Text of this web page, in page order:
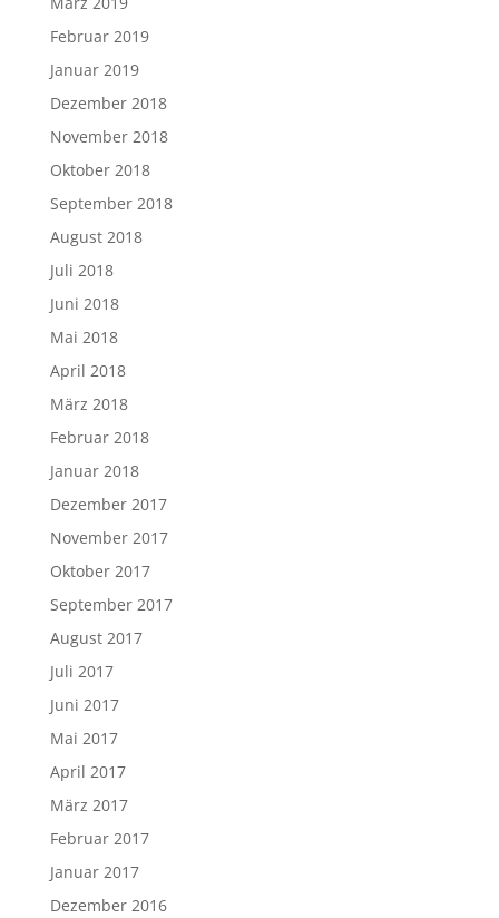
Februar 2019
Januar 2019
Dezember 2018
November 2018
Oktober 2018
September 2018
August 2018
Juli 2018
Juni 2018
Mai 2018
April 2018
März 2018
Februar 2018
Januar 2018
Dezember 2017
November 2017
Oktober 2017
September 2017
August 2017
Juli 2017
Juni 2017
Mai 2017
April 2017
März 2017
Februar 2017
Januar 2017
Dezember 2016